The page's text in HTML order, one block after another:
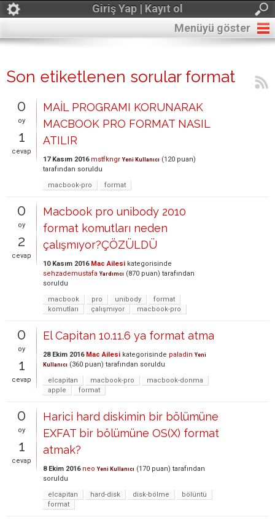
Giriş Yap | Kayıt ol
Menüyü göster
Son etiketlenen sorular format
0
oy
1
cevap
MAİL PROGRAMI KORUNARAK
MACBOOK PRO FORMAT NASIL
ATILIR
17 Kasım 2016 mstfkngr Yeni Kullanıcı (120 puan)
tarafından soruldu
macbook-pro
format
0
oy
2
cevap
Macbook pro unibody 2010
format komutları neden
çalışmıyor?ÇÖZÜLDÜ
10 Kasım 2016 Mac Ailesi kategorisinde
sehzademustafa Yardımcı (870 puan) tarafından
soruldu
macbook
pro unibody
format
komutları
çalışmıyor macbook-pro
0
oy
1
cevap
El Capitan 10.11.6 ya format atma
28 Ekim 2016 Mac Ailesi kategorisinde paladin Yeni
Kullanıcı (360 puan) tarafından soruldu
elcapitan
macbook-pro
macbook-donma
apple
format
0
oy
1
cevap
Harici hard diskimin bir bölümüne
EXFAT bir bölümüne OS(X) format
atmak?
8 Ekim 2016 neo Yeni Kullanıcı (170 puan) tarafından
soruldu
elcapitan
hard-disk disk-bölme
bölüntü
format